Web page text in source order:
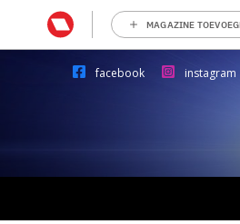
MAGAZINE
facebook instagram